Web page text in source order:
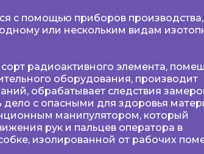
с помощью приборов производства,
одному или нескольким видам
радиоактивного элемента,
оборудования, производит
обрабатывает следствия
дело с опасными для здоровья
манипулятором, который
рук и пальцев оператора в
изолированной от рабочих